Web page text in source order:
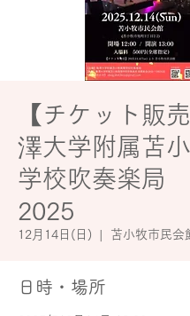
【チケット販
澤大学附属苫
学校吹奏楽局
2025
12月14日(日) 苫小牧市民会
日時・場所